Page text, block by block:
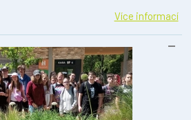
Více informací